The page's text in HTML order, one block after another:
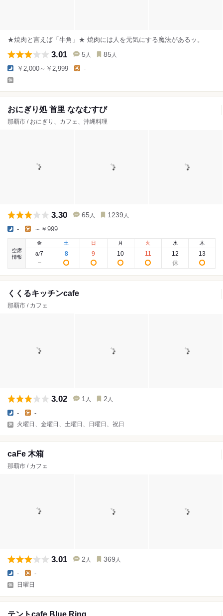
★焼肉と言えば「牛角」★ 焼肉には人を元気にする魔法があるッ。
3.01 5 人 85 人
￥2,000～￥2,999 -
-
おにぎり処 首里 ななむすび
那覇市 / おにぎり、カフェ、沖縄料理
3.30 65 人 1239 人
- ～￥999
空席
情報
金
8/7
土
8
日
9
月
10
火
11
水
12
木
13
くくるキッチンcafe
那覇市 / カフェ
3.02 1 人 2 人
- -
火曜日、金曜日、土曜日、日曜日、祝日
caFe 木箱
那覇市 / カフェ
3.01 2 人 369 人
- -
日曜日